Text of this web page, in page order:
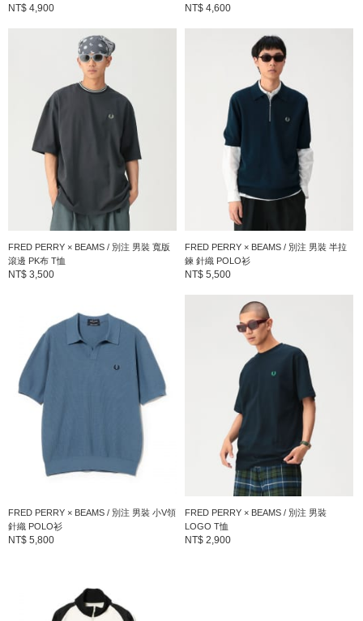
素材
： 中國製造
商品編號 ： 11-02-0585-060
NT$ 4,900 NT$ 4,600
FRED PERRY × BEAMS / 別注 男裝 寬版
滾邊 PK布 T恤
NT$ 3,500
FRED PERRY × BEAMS / 別注 男裝 半拉
鍊 針織 POLO衫
NT$ 5,500
FRED PERRY × BEAMS / 別注 男裝 小V領
針織 POLO衫
NT$ 5,800
FRED PERRY × BEAMS / 別注 男裝
LOGO T恤
NT$ 2,900